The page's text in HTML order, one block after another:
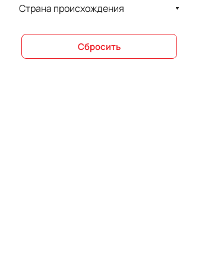
Страна происхождения
Сбросить